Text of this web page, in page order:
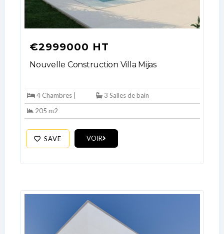
€2999000 HT
Nouvelle Construction Villa Mijas
4 Chambres |
3 Salles de bain
205 m2
SAVE VOIR